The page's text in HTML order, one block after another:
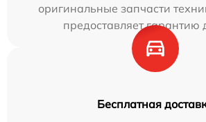
оригинальные запчасти
предоставляет гарантию
Бесплатная